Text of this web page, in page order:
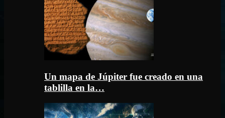
Un mapa de Júpiter fue creado en una
tablilla en la…